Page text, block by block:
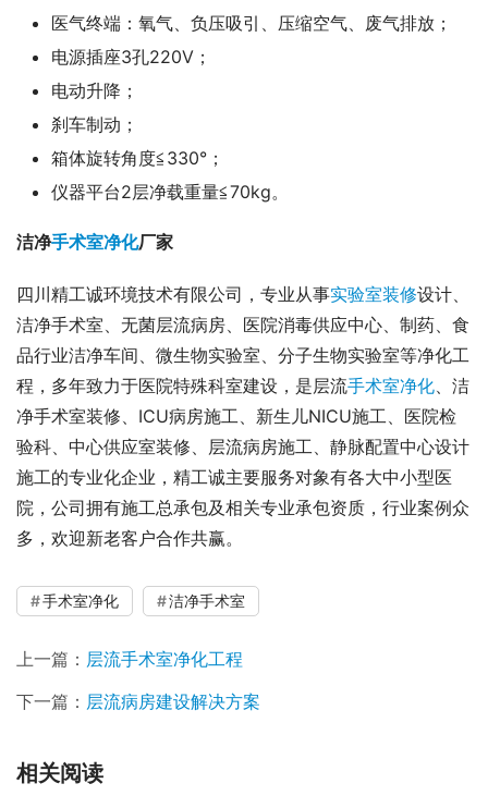
医气终端：氧气、负压吸引、压缩空气、废气排放；
电源插座3孔220V；
电动升降；
刹车制动；
箱体旋转角度≦330°；
仪器平台2层净载重量≦70kg。
洁净手术室净化厂家
四川精工诚环境技术有限公司，专业从事实验室装修设计、
洁净手术室、无菌层流病房、医院消毒供应中心、制药、食
品行业洁净车间、微生物实验室、分子生物实验室等净化工
程，多年致力于医院特殊科室建设，是层流手术室净化 、洁
净手术室装修、ICU病房施工、新生儿NICU施工、医院检
验科、中心供应室装修、层流病房施工、静脉配置中心设计
施工的专业化企业，精工诚主要服务对象有各大中小型医
院，公司拥有施工总承包及相关专业承包资质，行业案例众
多，欢迎新老客户合作共赢。
手术室净化 洁净手术室
上一篇： 层流手术室净化工程
下一篇： 层流病房建设解决方案
相关阅读